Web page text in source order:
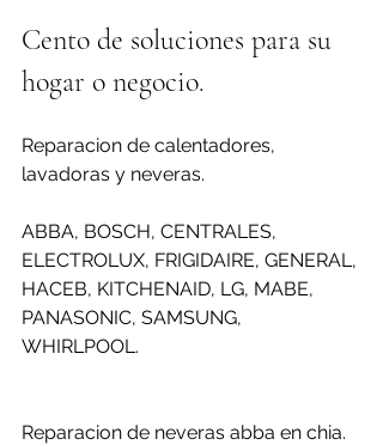
Cento de soluciones para su
hogar o negocio.
Reparacion de calentadores,
lavadoras y neveras.
ABBA, BOSCH, CENTRALES,
ELECTROLUX, FRIGIDAIRE, GENERAL,
HACEB, KITCHENAID, LG, MABE,
PANASONIC, SAMSUNG,
WHIRLPOOL.
Reparacion de neveras abba en chia.